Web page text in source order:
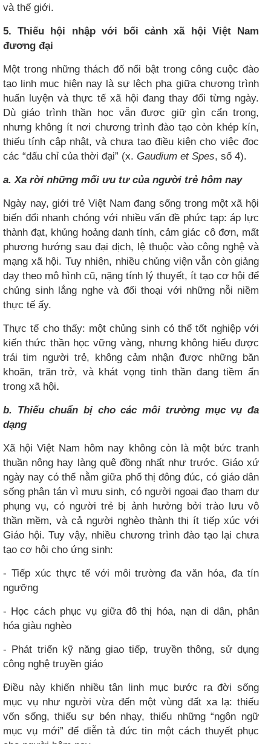
và thế giới.
5. Thiếu hội nhập với bối cảnh xã hội Việt Nam
đương đại
Một trong những thách đố nổi bật trong công cuộc đào
tạo linh mục hiện nay là sự lệch pha giữa chương trình
huấn luyện và thực tế xã hội đang thay đổi từng ngày.
Dù giáo trình thần học vẫn được giữ gìn cẩn trọng,
nhưng không ít nơi chương trình đào tạo còn khép kín,
thiếu tính cập nhật, và chưa tạo điều kiện cho việc đọc
các “dấu chỉ của thời đại” (x. Gaudium et Spes, số 4).
a. Xa rời những mối ưu tư của người trẻ hôm nay
Ngày nay, giới trẻ Việt Nam đang sống trong một xã hội
biến đổi nhanh chóng với nhiều vấn đề phức tạp: áp lực
thành đạt, khủng hoảng danh tính, cảm giác cô đơn, mất
phương hướng sau đại dịch, lệ thuộc vào công nghệ và
mạng xã hội. Tuy nhiên, nhiều chủng viện vẫn còn giảng
dạy theo mô hình cũ, nặng tính lý thuyết, ít tạo cơ hội để
chủng sinh lắng nghe và đối thoại với những nỗi niềm
thực tế ấy.
Thực tế cho thấy: một chủng sinh có thể tốt nghiệp với
kiến thức thần học vững vàng, nhưng không hiểu được
trái tim người trẻ, không cảm nhận được những băn
khoăn, trăn trở, và khát vọng tinh thần đang tiềm ẩn
trong xã hội.
b. Thiếu chuẩn bị cho các môi trường mục vụ đa
dạng
Xã hội Việt Nam hôm nay không còn là một bức tranh
thuần nông hay làng quê đồng nhất như trước. Giáo xứ
ngày nay có thể nằm giữa phố thị đông đúc, có giáo dân
sống phân tán vì mưu sinh, có người ngoại đạo tham dự
phụng vụ, có người trẻ bị ảnh hưởng bởi trào lưu vô
thần mềm, và cả người nghèo thành thị ít tiếp xúc với
Giáo hội. Tuy vậy, nhiều chương trình đào tạo lại chưa
tạo cơ hội cho ứng sinh:
- Tiếp xúc thực tế với môi trường đa văn hóa, đa tín
ngưỡng
- Học cách phục vụ giữa đô thị hóa, nạn di dân, phân
hóa giàu nghèo
- Phát triển kỹ năng giao tiếp, truyền thông, sử dụng
công nghệ truyền giáo
Điều này khiến nhiều tân linh mục bước ra đời sống
mục vụ như người vừa đến một vùng đất xa lạ: thiếu
vốn sống, thiếu sự bén nhạy, thiếu những “ngôn ngữ
mục vụ mới” để diễn tả đức tin một cách thuyết phục